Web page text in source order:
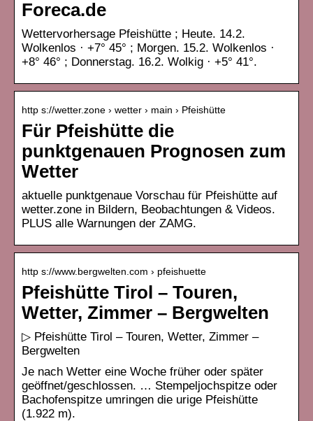
Foreca.de
Wettervorhersage Pfeishütte ; Heute. 14.2.
Wolkenlos · +7° 45° ; Morgen. 15.2. Wolkenlos ·
+8° 46° ; Donnerstag. 16.2. Wolkig · +5° 41°.
http s://wetter.zone › wetter › main › Pfeishütte
Für Pfeishütte die
punktgenauen Prognosen zum
Wetter
aktuelle punktgenaue Vorschau für Pfeishütte auf
wetter.zone in Bildern, Beobachtungen & Videos.
PLUS alle Warnungen der ZAMG.
http s://www.bergwelten.com › pfeishuette
Pfeishütte Tirol – Touren,
Wetter, Zimmer – Bergwelten
▷ Pfeishütte Tirol – Touren, Wetter, Zimmer –
Bergwelten
Je nach Wetter eine Woche früher oder später
geöffnet/geschlossen. … Stempeljochspitze oder
Bachofenspitze umringen die urige Pfeishütte
(1.922 m).